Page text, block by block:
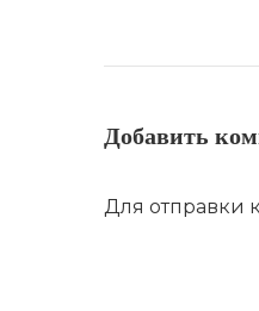
Добавить
Для отправки